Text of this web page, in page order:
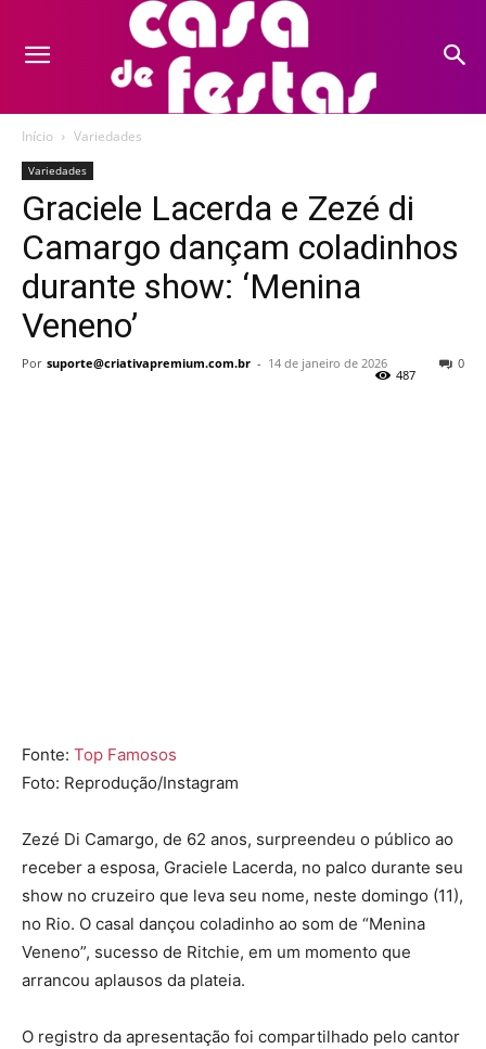
Início Variedades
Variedades
Graciele Lacerda e Zezé di
Camargo dançam coladinhos
durante show: ‘Menina
Veneno’
Por suporte@criativapremium.com.br - 14 de janeiro de 2026 0
487
Fonte: Top Famosos
Foto: Reprodução/Instagram
Zezé Di Camargo, de 62 anos, surpreendeu o público ao
receber a esposa, Graciele Lacerda, no palco durante seu
show no cruzeiro que leva seu nome, neste domingo (11),
no Rio. O casal dançou coladinho ao som de “Menina
Veneno”, sucesso de Ritchie, em um momento que
arrancou aplausos da plateia.
O registro da apresentação foi compartilhado pelo cantor